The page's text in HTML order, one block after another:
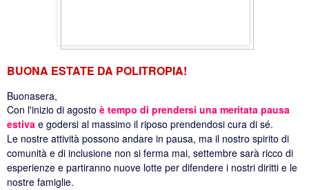
BUONA ESTATE DA POLITROPIA!
Buonasera,
Con l'inizio di agosto è tempo di prendersi una meritata pausa
estiva e godersi al massimo il riposo prendendosi cura di sé.
Le nostre attività possono andare in pausa, ma il nostro spirito di
comunità e di inclusione non si ferma mai, settembre sarà ricco di
esperienze e partiranno nuove lotte per difendere i nostri diritti e le
nostre famiglie.